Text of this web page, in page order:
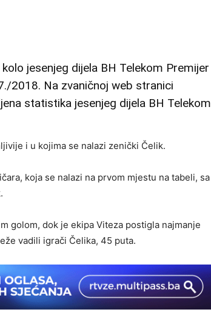
jesenjeg dijela BH Telekom Premijer
2018. Na zvaničnoj web stranici
statistika jesenjeg dijela BH Telekom
i u kojima se nalazi zenički Čelik.
koja se nalazi na prvom mjestu na tabeli, sa
golom, dok je ekipa Viteza postigla najmanje
vadili igrači Čelika, 45 puta.